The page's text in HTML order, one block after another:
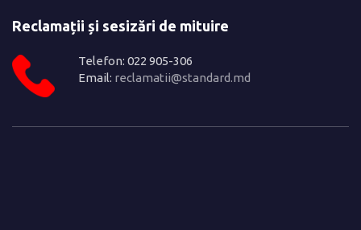
Reclamații și sesizări de mituire
Telefon: 022 905-306
Email: reclamatii@standard.md